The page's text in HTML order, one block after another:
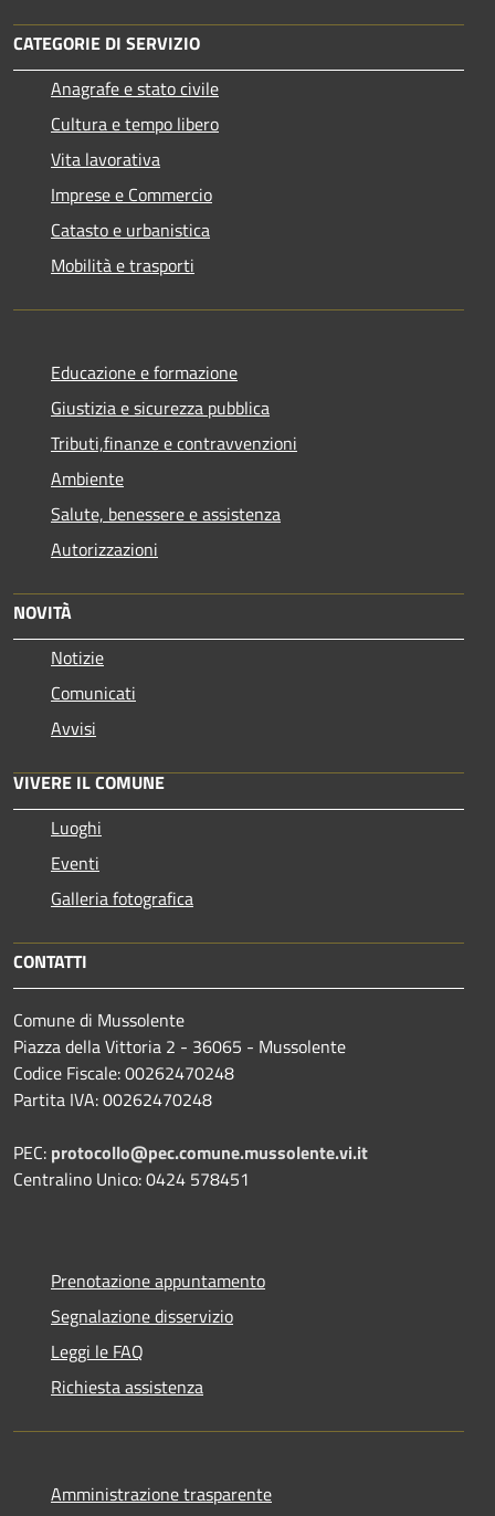
CATEGORIE DI SERVIZIO
Anagrafe e stato civile
Cultura e tempo libero
Vita lavorativa
Imprese e Commercio
Catasto e urbanistica
Mobilità e trasporti
Educazione e formazione
Giustizia e sicurezza pubblica
Tributi,finanze e contravvenzioni
Ambiente
Salute, benessere e assistenza
Autorizzazioni
NOVITÀ
Notizie
Comunicati
Avvisi
VIVERE IL COMUNE
Luoghi
Eventi
Galleria fotografica
CONTATTI
Comune di Mussolente
Piazza della Vittoria 2 - 36065 - Mussolente
Codice Fiscale: 00262470248
Partita IVA: 00262470248
PEC: protocollo@pec.comune.mussolente.vi.it
Centralino Unico: 0424 578451
Prenotazione appuntamento
Segnalazione disservizio
Leggi le FAQ
Richiesta assistenza
Amministrazione trasparente